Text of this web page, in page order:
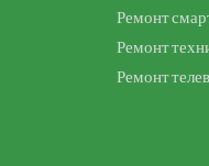
Ремонт
Ремонт
Ремонт